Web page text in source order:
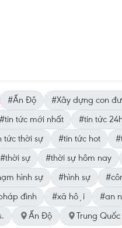
#Ấn Độ
#Xây dựng con
#tin tức mới nhất
#tin tức
tức thời sự #tin tức hot
#thời sự #thời sự hôm nay
hình sự #hình sự
đình #xã hội #an
Ấn Độ Trung Quốc